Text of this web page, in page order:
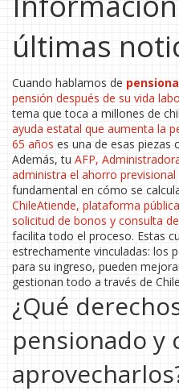
últimas
Cuando hablamos de
pensión después de su vida
tema que toca a millones de
ayuda estatal que aumenta la
65 años es una de esas piezas
Además, tu AFP,
administra el ahorro
fundamental en cómo se
ChileAtiende, plataforma
solicitud de bonos y consulta
facilita todo el proceso. Estas
estrechamente vinculadas: los
para su ingreso, pueden
gestionan todo a través de
¿Qué
pensionado y